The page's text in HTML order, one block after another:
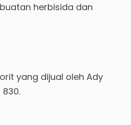
herbisida dan
yang dijual oleh Ady